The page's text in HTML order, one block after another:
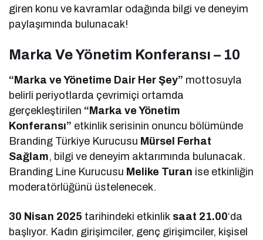
giren konu ve kavramlar odağında bilgi ve deneyim
paylaşımında bulunacak!
Marka Ve Yönetim Konferansı – 10
“Marka ve Yönetime Dair Her Şey” mottosuyla
belirli periyotlarda çevrimiçi ortamda
gerçekleştirilen “Marka ve Yönetim
Konferansı” etkinlik serisinin onuncu bölümünde
Branding Türkiye Kurucusu Mürsel Ferhat
Sağlam, bilgi ve deneyim aktarımında bulunacak.
Branding Line Kurucusu Melike Turan ise etkinliğin
moderatörlüğünü üstelenecek.
30 Nisan 2025 tarihindeki etkinlik saat 21.00‘da
başlıyor. Kadın girişimciler, genç girişimciler, kişisel